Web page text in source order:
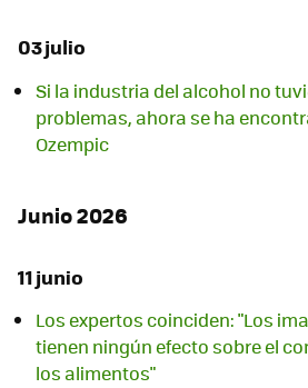
03 julio
Si la industria del alcohol no
problemas, ahora se ha
Ozempic
Junio 2026
11 junio
Los expertos coinciden: "Los
tienen ningún efecto sobre el
los alimentos"